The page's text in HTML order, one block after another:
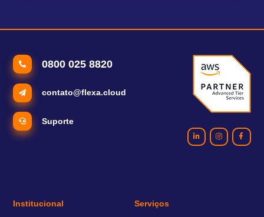
0800 025 8820
contato@flexa.cloud
Suporte
Institucional Serviços